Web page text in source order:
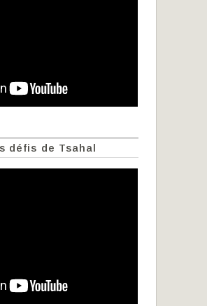
défis de Tsahal